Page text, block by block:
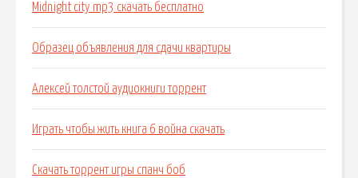
Midnight city mp3 скачать бесплатно
Образец объявления для сдачи квартиры
Алексей толстой аудиокниги торрент
Играть чтобы жить книга 6 война скачать
Скачать торрент игры спанч боб